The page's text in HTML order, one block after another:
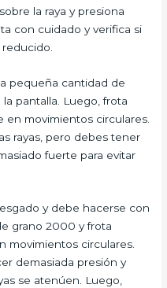
la raya y presiona
con cuidado y verifica si
pequeña cantidad de
pantalla. Luego, frota
movimientos circulares.
rayas, pero debes tener
fuerte para evitar
y debe hacerse con
grano 2000 y frota
movimientos circulares.
demasiada presión y
se atenúen. Luego,